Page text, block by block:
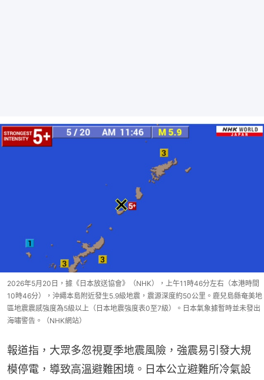
2026年5月20日，據《日本放送協會》（NHK），上午11時46分左右（本港時間
10時46分），沖繩本島附近發生5.9級地震，震源深度約50公里。鹿兒島縣奄美地
區地震震感強度為5級以上（日本地震強度表0至7級）。日本氣象據暫時並未發出
海嘯警告。（NHK網站）
報道指，大眾多忽視夏季地震風險，強震易引發大規
模停電，導致高溫避難困境。日本公立避難所冷氣設